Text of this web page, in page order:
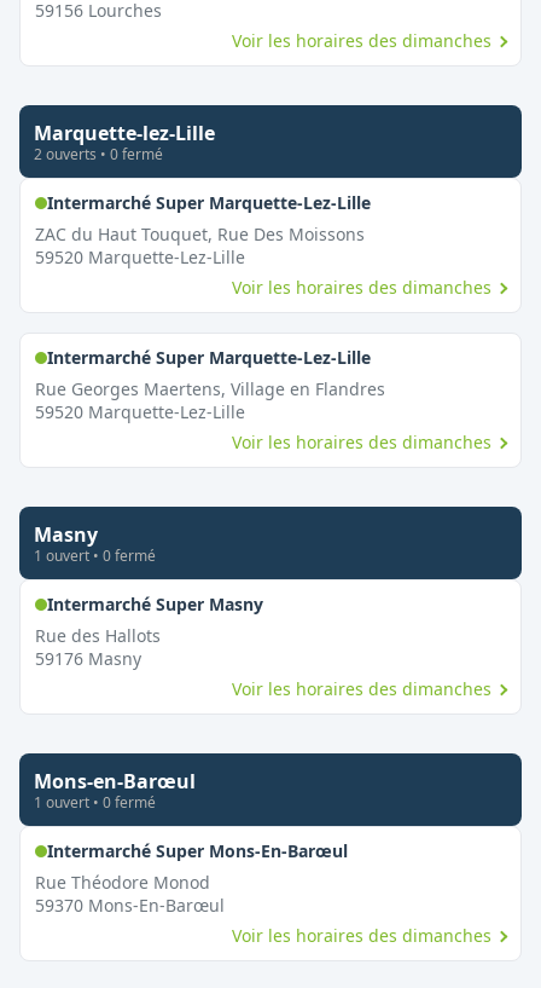
59156 Lourches
Voir les horaires des dimanches
Marquette-lez-Lille
2ouverts • 0fermé
Intermarché Super Marquette-Lez-Lille,
ZAC du Haut Touquet, Rue Des Moissons
59520 Marquette-Lez-Lille
Voir les horaires des dimanches
Intermarché Super Marquette-Lez-Lille,
Rue Georges Maertens, Village en Flandres
59520 Marquette-Lez-Lille
Voir les horaires des dimanches
Masny
1 ouvert • 0fermé
Intermarché Super Masny,
Rue des Hallots
59176 Masny
Voir les horaires des dimanches
Mons-en-Barœul
1 ouvert • 0fermé
Intermarché Super Mons-En-Barœul,
Rue Théodore Monod
59370 Mons-En-Barœul
Voir les horaires des dimanches